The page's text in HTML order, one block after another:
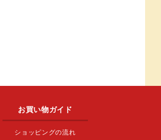
お買い物ガイド
ショッピングの流れ